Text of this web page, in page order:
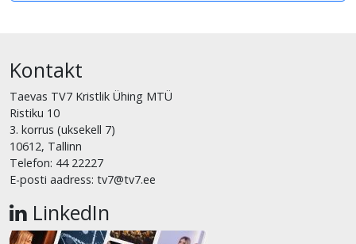
Kontakt
Taevas TV7 Kristlik Ühing MTÜ
Ristiku 10
3. korrus (uksekell 7)
10612, Tallinn
Telefon: 44 22227
E-posti aadress: tv7@tv7.ee
LinkedIn